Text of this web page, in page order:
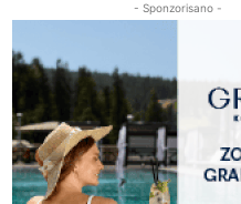
- Sponzorisano -